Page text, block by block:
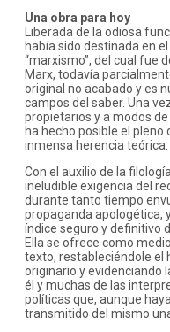
Una obra para hoy
Liberada de la odiosa
había sido destinada en
“marxismo”, del cual fue
Marx, todavía
original no acabado y es
campos del saber. Una
propietarios y a modos
ha hecho posible el pleno
inmensa herencia teórica.
Con el auxilio de la
ineludible exigencia del
durante tanto tiempo
propaganda apologética,
índice seguro y definitivo
Ella se ofrece como
texto, restableciéndole
originario y evidenciando
él y muchas de las
políticas que, aunque
transmitido del mismo